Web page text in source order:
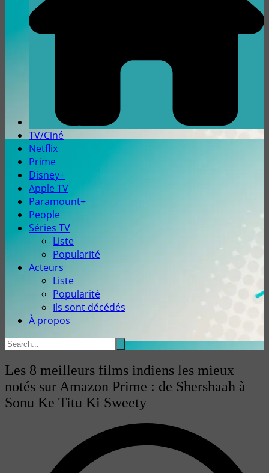
TV/Ciné
Netflix
Prime
Disney+
Apple TV
Paramount+
People
Séries TV
Liste
Popularité
Acteurs
Liste
Popularité
Ils sont décédés
À propos
Les 8 meilleurs films indiens les mieux
notés sur Amazon Prime : de Shershaah à
Sonu Ke Titu Ki Sweety